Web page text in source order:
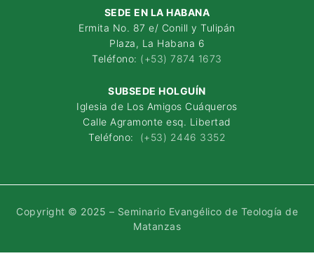
SEDE EN LA HABANA
Ermita No. 87 e/ Conill y Tulipán
Plaza, La Habana 6
Teléfono: (+53) 7874 1673
SUBSEDE HOLGUÍN
Iglesia de Los Amigos Cuáqueros
Calle Agramonte esq. Libertad
Teléfono: (+53) 2446 3352
Copyright © 2025 – Seminario Evangélico de Teología de
Matanzas